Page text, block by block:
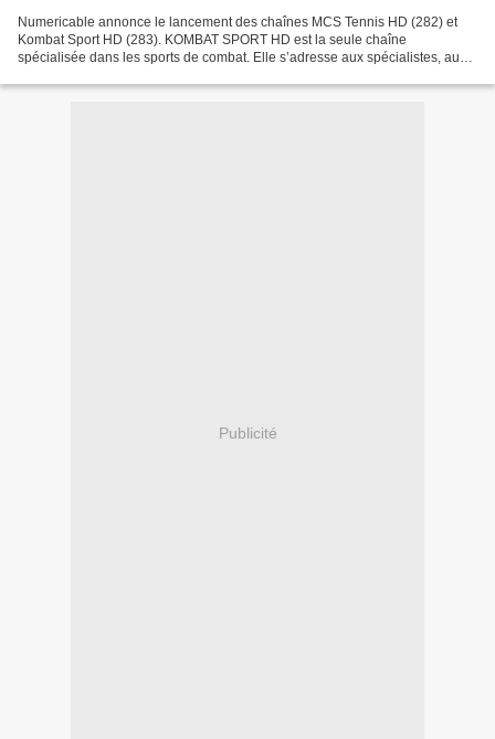
Numericable annonce le lancement des chaînes MCS Tennis HD (282) et
Kombat Sport HD (283). KOMBAT SPORT HD est la seule chaîne
spécialisée dans les sports de combat. Elle s’adresse aux spécialistes, aux
Publicité